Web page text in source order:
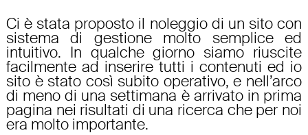
Ci è stata proposto il noleggio di un sito con
sistema di gestione molto semplice ed
intuitivo. In qualche giorno siamo riuscite
facilmente ad inserire tutti i contenuti ed io
sito è stato così subito operativo, e nell’arco
di meno di una settimana è arrivato in prima
pagina nei risultati di una ricerca che per noi
era molto importante.